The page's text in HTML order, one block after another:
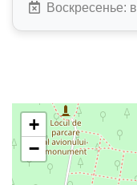
Воскресенье:
+
−